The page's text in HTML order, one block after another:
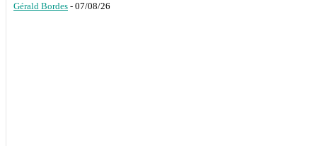
Gérald Bordes - 07/08/26